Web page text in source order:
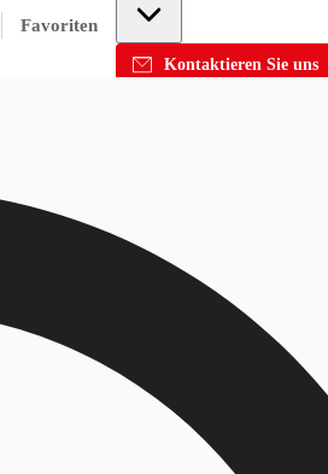
Favoriten
Kontaktieren Sie uns